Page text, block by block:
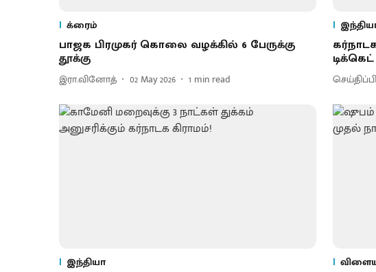
க்ரைம்
பாஜக பிரமுகர் கொலை வழக்கில் 6 பேருக்கு
தூக்கு
இரா.வினோத் 02 May 2026 1 min read
இந்தியா